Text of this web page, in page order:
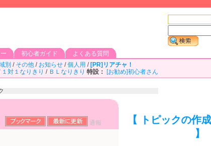
初心者ガイド
よくある質問
別 / その他 / お知らせ /個人用 / [PR]リアチャ！
１対１なりきり / ＢＬなりきり 特設： [お勧め]初心者さん
通報
【 トピックの作
】